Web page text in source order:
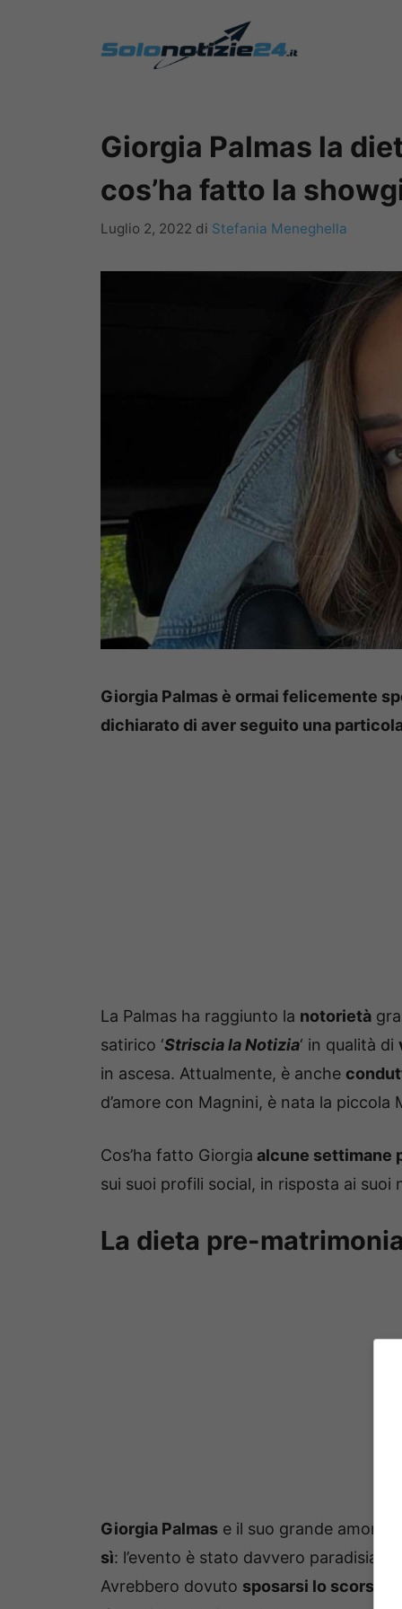
Giorgia Palmas la
cos’ha fatto la
Luglio 2, 2022 di Stefania Meneghella
Giorgia Palmas è ormai felicemente
dichiarato di aver seguito una
La Palmas ha raggiunto la notorietà
satirico ‘Striscia la Notizia‘ in qualità di
in ascesa. Attualmente, è anche
d’amore con Magnini, è nata la piccola
Cos’ha fatto Giorgia alcune settimane
sui suoi profili social, in risposta ai suoi
La dieta pre-
Giorgia Palmas e il suo grande amore
sì: l’evento è stato davvero
Avrebbero dovuto sposarsi lo scorso